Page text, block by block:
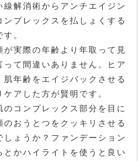
解消術からアンチエイジン
プレックスを払しょくする
。
実際の年齢より年取って見
て間違いありません。ヒア
年齢をエイジバックさせる
アした方が賢明です。
コンプレックス部分を目に
おうとつをクッキリさせる
ょうか？ファンデーション
かハイライトを使うと良い